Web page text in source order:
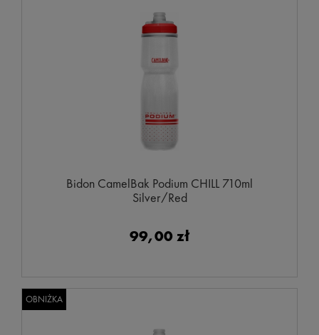
Bidon CamelBak Podium CHILL 710ml
Silver/Red
99,00 zł
OBNIŻKA